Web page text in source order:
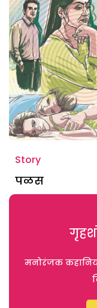
Story
पळस
मनोरंजक